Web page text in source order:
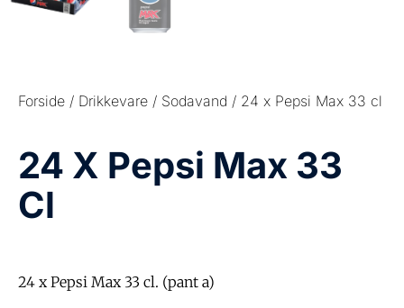
Forside / Drikkevare / Sodavand / 24 x Pepsi Max 33 cl
24 X Pepsi Max 33
Cl
24 x Pepsi Max 33 cl. (pant a)